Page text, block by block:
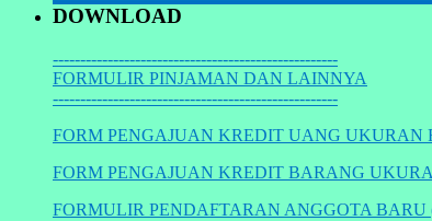
DOWNLOAD
----------------------------------------------------
FORMULIR PINJAMAN DAN LAINNYA
----------------------------------------------------
FORM PENGAJUAN KREDIT UANG UKURAN
FORM PENGAJUAN KREDIT BARANG
FORMULIR PENDAFTARAN ANGGOTA BARU